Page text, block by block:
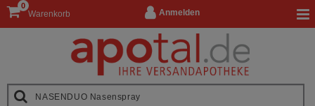
Anmelden
Warenkorb
0